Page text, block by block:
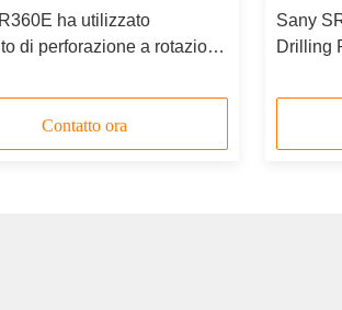
ha utilizzato
di perforazione a rotazione
Contatto ora
Sany
Drilling